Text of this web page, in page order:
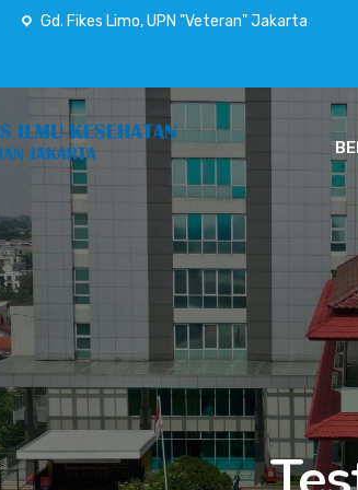
Gd. Fikes Limo, UPN "Veteran" Jakarta